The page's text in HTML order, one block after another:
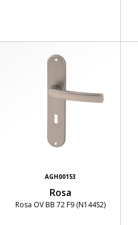
AGH00153
Rosa
Rosa OV BB 72 F9 (N144S2)